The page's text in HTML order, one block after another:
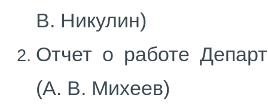
В. Никулин)
Отчет о работе
(А. В. Михеев)